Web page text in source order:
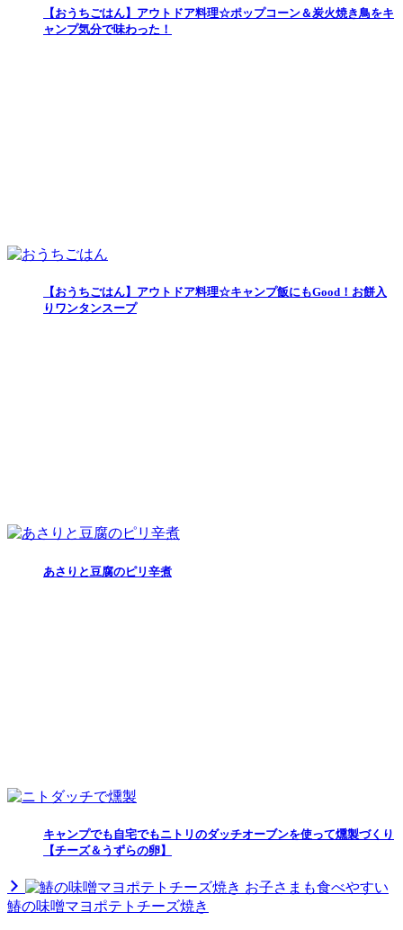
【おうちごはん】アウトドア料理☆ポップコーン＆炭火焼き鳥をキ
ャンプ気分で味わった！
【おうちごはん】アウトドア料理☆キャンプ飯にもGood！お餅入
りワンタンスープ
あさりと豆腐のピリ辛煮
キャンプでも自宅でもニトリのダッチオーブンを使って燻製づくり
【チーズ＆うずらの卵】
お子さまも食べやすい
鰆の味噌マヨポテトチーズ焼き